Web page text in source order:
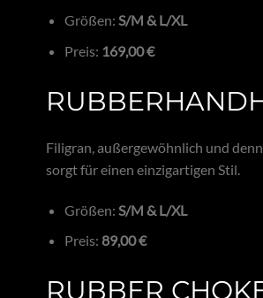
Größen: S/M & L/XL
Preis: 169,00 €
Filigran, außergewöhnlich und
sorgt für einen einzigartigen Stil.
Größen: S/M & L/XL
Preis: 89,00 €
RUBBER